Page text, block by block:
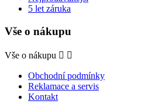
5 let záruka
Vše o nákupu
Vše o nákupu  
Obchodní podmínky
Reklamace a servis
Kontakt